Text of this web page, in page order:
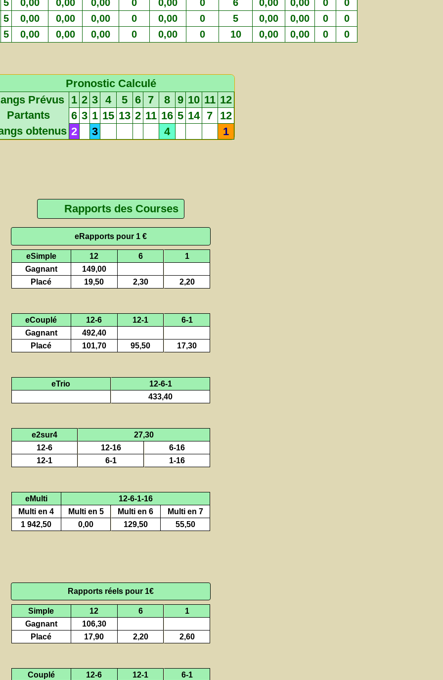
5
0,00 0,00 0,00 0 0,00 0 6 0,00 0,00 0
0
5
0,00 0,00 0,00 0 0,00 0 5 0,00 0,00 0
0
5
0,00 0,00 0,00 0 0,00 0 10 0,00 0,00 0 0
Pronostic Calculé
Prévus
1 2 3 4 5 6 7 8 9 10 11 12
Partants
6 3 1 15 13 2 11 16 5 14 7
12
obtenus 2 3 4 1
Rapports des Courses
eRapports pour 1 €
eSimple 12 6
1
Gagnant
149,00
Placé
19,50 2,30 2,20
eCouplé 12-6 12-1
6-1
Gagnant
492,40
Placé
101,70 95,50 17,30
eTrio
12-6-1
433,40
e2sur4
27,30
12-6
12-16
6-16
12-1
6-1 1-16
eMulti
12-6-1-16
Multi en 4
Multi en 5 Multi en 6
Multi en 7
1 942,50
0,00 129,50 55,50
Rapports réels pour 1€
Simple 12 6
1
Gagnant
106,30
Placé
17,90 2,20 2,60
Couplé 12-6 12-1
6-1